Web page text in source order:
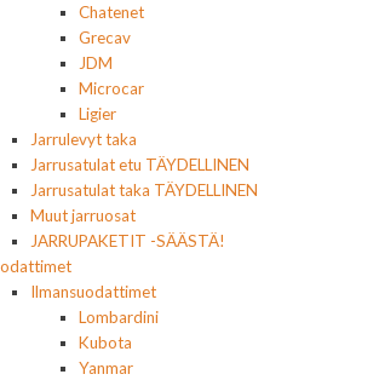
Chatenet
Grecav
JDM
Microcar
Ligier
Jarrulevyt taka
Jarrusatulat etu TÄYDELLINEN
Jarrusatulat taka TÄYDELLINEN
Muut jarruosat
JARRUPAKETIT -SÄÄSTÄ!
Ilmansuodattimet
Lombardini
Kubota
Yanmar